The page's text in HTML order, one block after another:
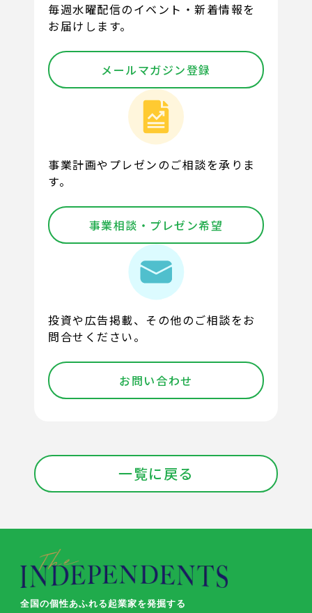
毎週水曜配信のイベント・新着情報を
お届けします。
メールマガジン登録
事業計画やプレゼンのご相談を承りま
す。
事業相談・プレゼン希望
投資や広告掲載、その他のご相談をお
問合せください。
お問い合わせ
一覧に戻る
全国の個性あふれる起業家を発掘する